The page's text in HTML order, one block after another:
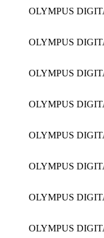
OLYMPUS
OLYMPUS
OLYMPUS
OLYMPUS
OLYMPUS
OLYMPUS
OLYMPUS
OLYMPUS